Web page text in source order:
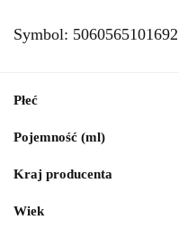
Symbol: 5060565101692
Płeć
Pojemność (ml)
Kraj producenta
Wiek